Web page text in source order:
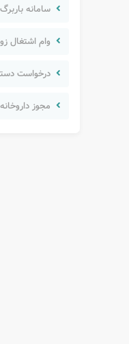
سامانه باربرگ
وام اشتغال
درخواست
مجوز داروخانه